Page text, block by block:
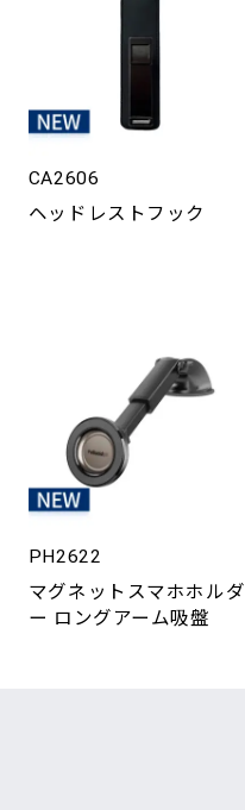
CA2606
ヘッドレストフック
PH2622
マグネットスマホホルダ
ー ロングアーム吸盤